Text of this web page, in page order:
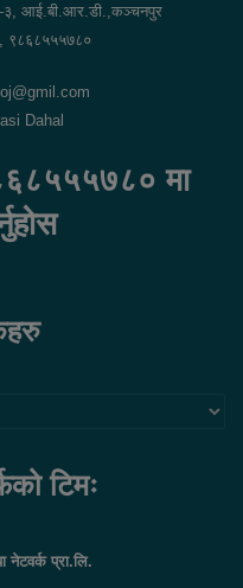
आई.बी.आर.डी.,कञ्चनपुर
९८६८५५५७८०
Dahal
मा
टिमः
नेटवर्क प्रा.लि.